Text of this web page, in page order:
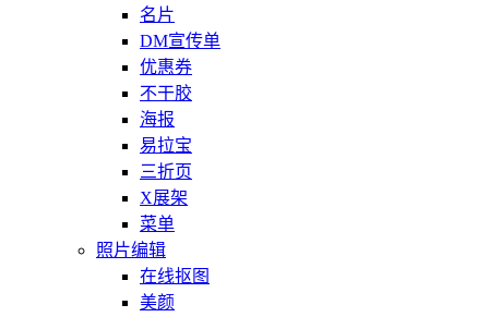
名片
DM宣传单
优惠券
不干胶
海报
易拉宝
三折页
X展架
菜单
照片编辑
在线抠图
美颜